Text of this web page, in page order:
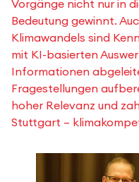
Vorgänge nicht nur in
Bedeutung gewinnt.
Klimawandels sind
mit KI-basierten
Informationen
Fragestellungen
hoher Relevanz und
Stuttgart –